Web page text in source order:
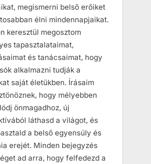
megismerni belső erőiket
élni mindennapjaikat.
keresztül megosztom
tapasztalataimat,
és tanácsaimat, hogy
alkalmazni tudják a
saját életükben. Írásaim
hogy mélyebben
önmagadhoz, új
láthasd a világot, és
a belső egyensúly és
erejét. Minden bejegyzés
ad arra, hogy felfedezd a